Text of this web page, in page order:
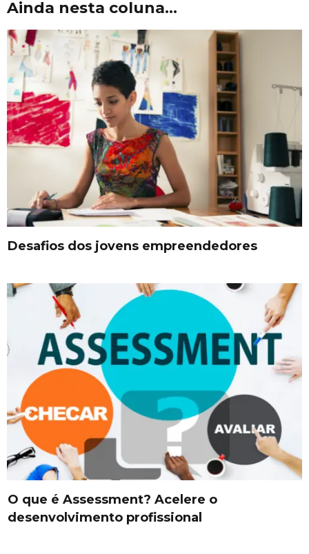
Ainda nesta coluna...
Desafios dos jovens empreendedores
O que é Assessment? Acelere o
desenvolvimento profissional